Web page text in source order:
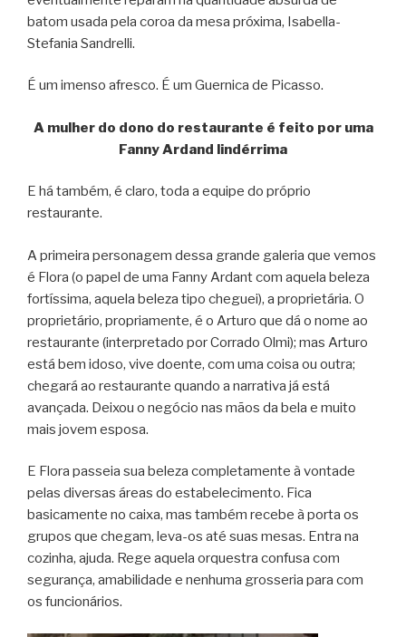
batom usada pela coroa da mesa próxima, Isabella-
Stefania Sandrelli.
É um imenso afresco. É um Guernica de Picasso.
A mulher do dono do restaurante é feito por uma
Fanny Ardand lindérrima
E há também, é claro, toda a equipe do próprio
restaurante.
A primeira personagem dessa grande galeria que vemos
é Flora (o papel de uma Fanny Ardant com aquela beleza
fortíssima, aquela beleza tipo cheguei), a proprietária. O
proprietário, propriamente, é o Arturo que dá o nome ao
restaurante (interpretado por Corrado Olmi); mas Arturo
está bem idoso, vive doente, com uma coisa ou outra;
chegará ao restaurante quando a narrativa já está
avançada. Deixou o negócio nas mãos da bela e muito
mais jovem esposa.
E Flora passeia sua beleza completamente à vontade
pelas diversas áreas do estabelecimento. Fica
basicamente no caixa, mas também recebe à porta os
grupos que chegam, leva-os até suas mesas. Entra na
cozinha, ajuda. Rege aquela orquestra confusa com
segurança, amabilidade e nenhuma grosseria para com
os funcionários.